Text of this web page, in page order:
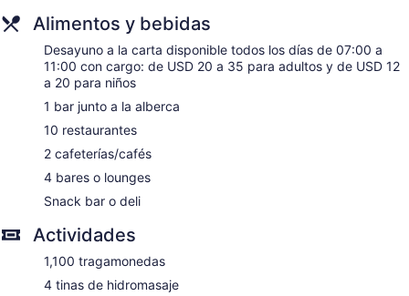
están equipadas con ropa de cama de alta calidad. Hay
cable y películas con cargo. Los baños están equipados con
regadera y amenidades de baño gratuitas. Las habitaciones
también incluyen tabla de planchar con plancha y cortinas
blackout. También hay cunas gratuitas disponibles para los
huéspedes. Se proporciona servicio de limpieza todos los
días.
El spa de la propiedad dispone de salas de tratamiento para
parejas. Se ofrecen servicios como masajes de tejido
profundo, masajes con piedras calientes, masajes deportivos
incluye reflexología. Las instalaciones tienen sauna, tina de
El spa abre todos los días. No se permite la entrada al spa a
niños menores de 18 años sin la supervisión de un adulto.
Alimentos y bebidas
Desayuno a la carta disponible todos los días de 07:00 a
11:00 con cargo: de USD 20 a 35 para adultos y de USD 12
a 20 para niños
1 bar junto a la alberca
10 restaurantes
2 cafeterías/cafés
4 bares o lounges
Snack bar o deli
Actividades
1,100 tragamonedas
4 tinas de hidromasaje